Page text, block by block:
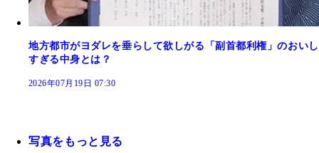
地方都市がヨダレを垂らして欲しがる「副首都利権」のおいし
すぎる中身とは？
2026年07月19日 07:30
写真をもっと見る